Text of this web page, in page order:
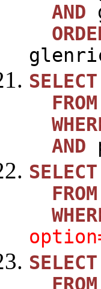
AND
SELECT
FROM
AND
SELECT
FROM
SELECT
FROM